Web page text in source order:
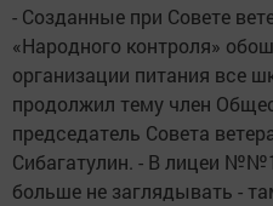
- Созданные при Совете
«Народного контроля»
организации питания все
продолжил тему член
председатель Совета
Сибагатулин. - В лицеи
больше не заглядывать -